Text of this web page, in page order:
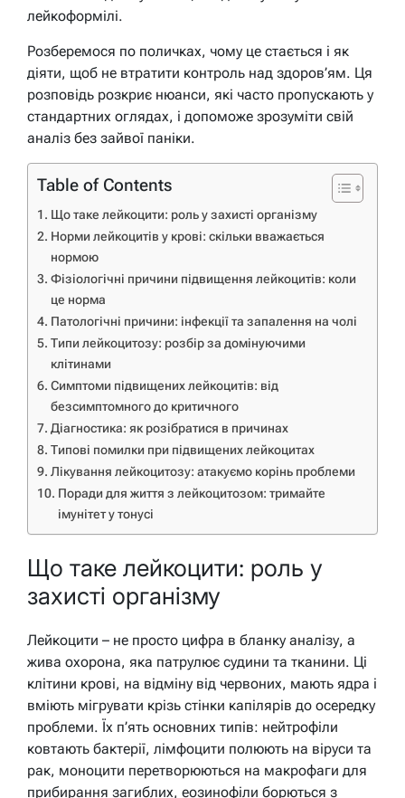
лейкоформілі.
Розберемося по поличках, чому це стається і як
діяти, щоб не втратити контроль над здоров’ям. Ця
розповідь розкриє нюанси, які часто пропускають у
стандартних оглядах, і допоможе зрозуміти свій
аналіз без зайвої паніки.
Table of Contents
Що таке лейкоцити: роль у захисті організму
Норми лейкоцитів у крові: скільки вважається
нормою
Фізіологічні причини підвищення лейкоцитів: коли
це норма
Патологічні причини: інфекції та запалення на чолі
Типи лейкоцитозу: розбір за домінуючими
клітинами
Симптоми підвищених лейкоцитів: від
безсимптомного до критичного
Діагностика: як розібратися в причинах
Типові помилки при підвищених лейкоцитах
Лікування лейкоцитозу: атакуємо корінь проблеми
Поради для життя з лейкоцитозом: тримайте
імунітет у тонусі
Що таке лейкоцити: роль у
захисті організму
Лейкоцити – не просто цифра в бланку аналізу, а
жива охорона, яка патрулює судини та тканини. Ці
клітини крові, на відміну від червоних, мають ядра і
вміють мігрувати крізь стінки капілярів до осередку
проблеми. Їх п’ять основних типів: нейтрофіли
ковтають бактерії, лімфоцити полюють на віруси та
рак, моноцити перетворюються на макрофаги для
прибирання загиблих, еозинофіли борються з